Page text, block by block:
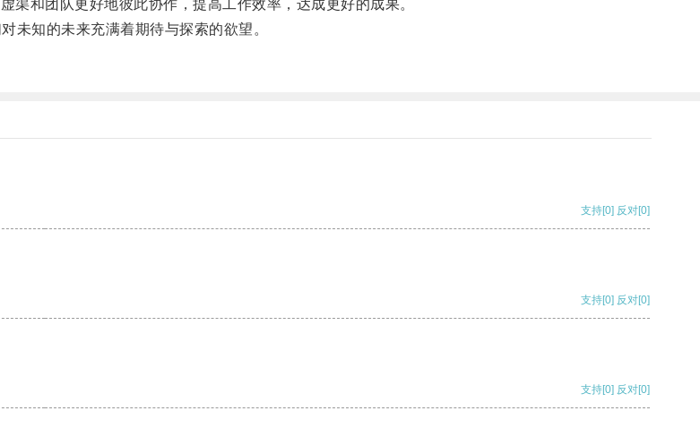
和团队更好地彼此协作，提高工作效率，达成更好的成果。
知的未来充满着期待与探索的欲望。
支持[0] 反对[0]
支持[0] 反对[0]
支持[0] 反对[0]